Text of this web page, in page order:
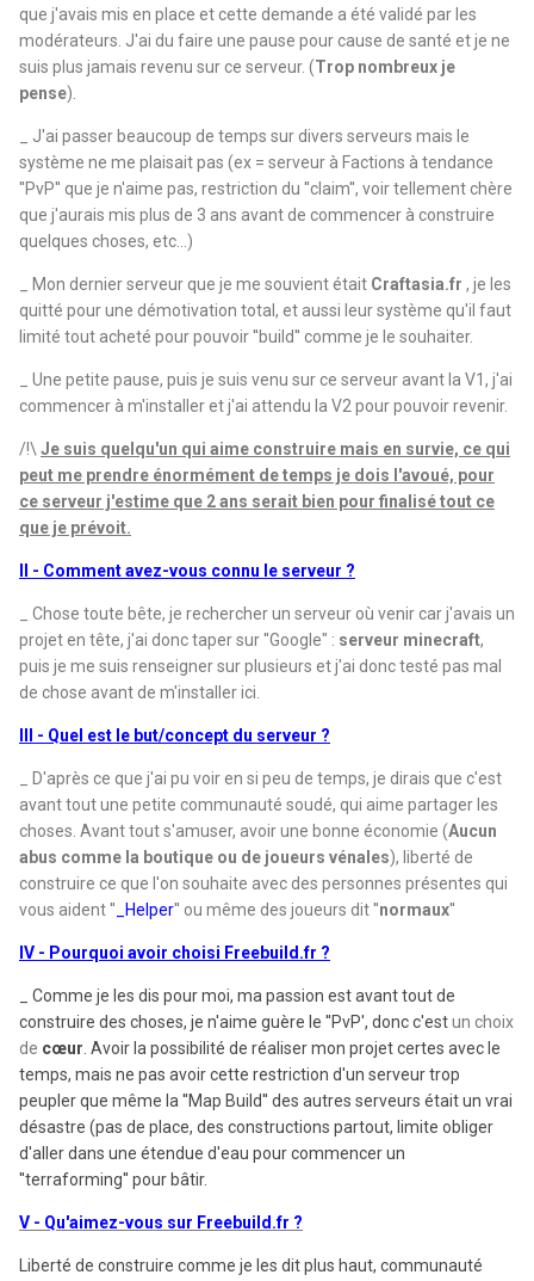
que j'avais mis en place et cette demande a été validé par les
modérateurs. J'ai du faire une pause pour cause de santé et je ne
suis plus jamais revenu sur ce serveur. (Trop nombreux je
pense).
_ J'ai passer beaucoup de temps sur divers serveurs mais le
système ne me plaisait pas (ex = serveur à Factions à tendance
''PvP'' que je n'aime pas, restriction du ''claim'', voir tellement chère
que j'aurais mis plus de 3 ans avant de commencer à construire
quelques choses, etc...)
_ Mon dernier serveur que je me souvient était Craftasia.fr , je les
quitté pour une démotivation total, et aussi leur système qu'il faut
limité tout acheté pour pouvoir ''build'' comme je le souhaiter.
_ Une petite pause, puis je suis venu sur ce serveur avant la V1, j'ai
commencer à m'installer et j'ai attendu la V2 pour pouvoir revenir.
/!\Je suis quelqu'un qui aime construire mais en survie, ce qui
peut me prendre énormément de temps je dois l'avoué, pour
ce serveur j'estime que 2 ans serait bien pour finalisé tout ce
que je prévoit.
II - Comment avez-vous connu le serveur ?
_ Chose toute bête, je rechercher un serveur où venir car j'avais un
projet en tête, j'ai donc taper sur ''Google" : serveur minecraft,
puis je me suis renseigner sur plusieurs et j'ai donc testé pas mal
de chose avant de m'installer ici.
III - Quel est le but/concept du serveur ?
_ D'après ce que j'ai pu voir en si peu de temps, je dirais que c'est
avant tout une petite communauté soudé, qui aime partager les
choses. Avant tout s'amuser, avoir une bonne économie (Aucun
abus comme la boutique ou de joueurs vénales), liberté de
construire ce que l'on souhaite avec des personnes présentes qui
vous aident '' _Helper'' ou même des joueurs dit ''normaux''
IV - Pourquoi avoir choisi Freebuild.fr ?
_ Comme je les dis pour moi, ma passion est avant tout de
construire des choses, je n'aime guère le ''PvP', donc c'estun choix
de cœur. Avoir la possibilité de réaliser mon projet certes avec le
temps, mais ne pas avoir cette restriction d'un serveur trop
peupler que même la ''Map Build'' des autres serveurs était un vrai
désastre (pas de place, des constructions partout, limite obliger
d'aller dans une étendue d'eau pour commencer un
''terraforming'' pour bâtir.
V - Qu'aimez-vous sur Freebuild.fr ?
Liberté de construire comme je les dit plus haut, communauté